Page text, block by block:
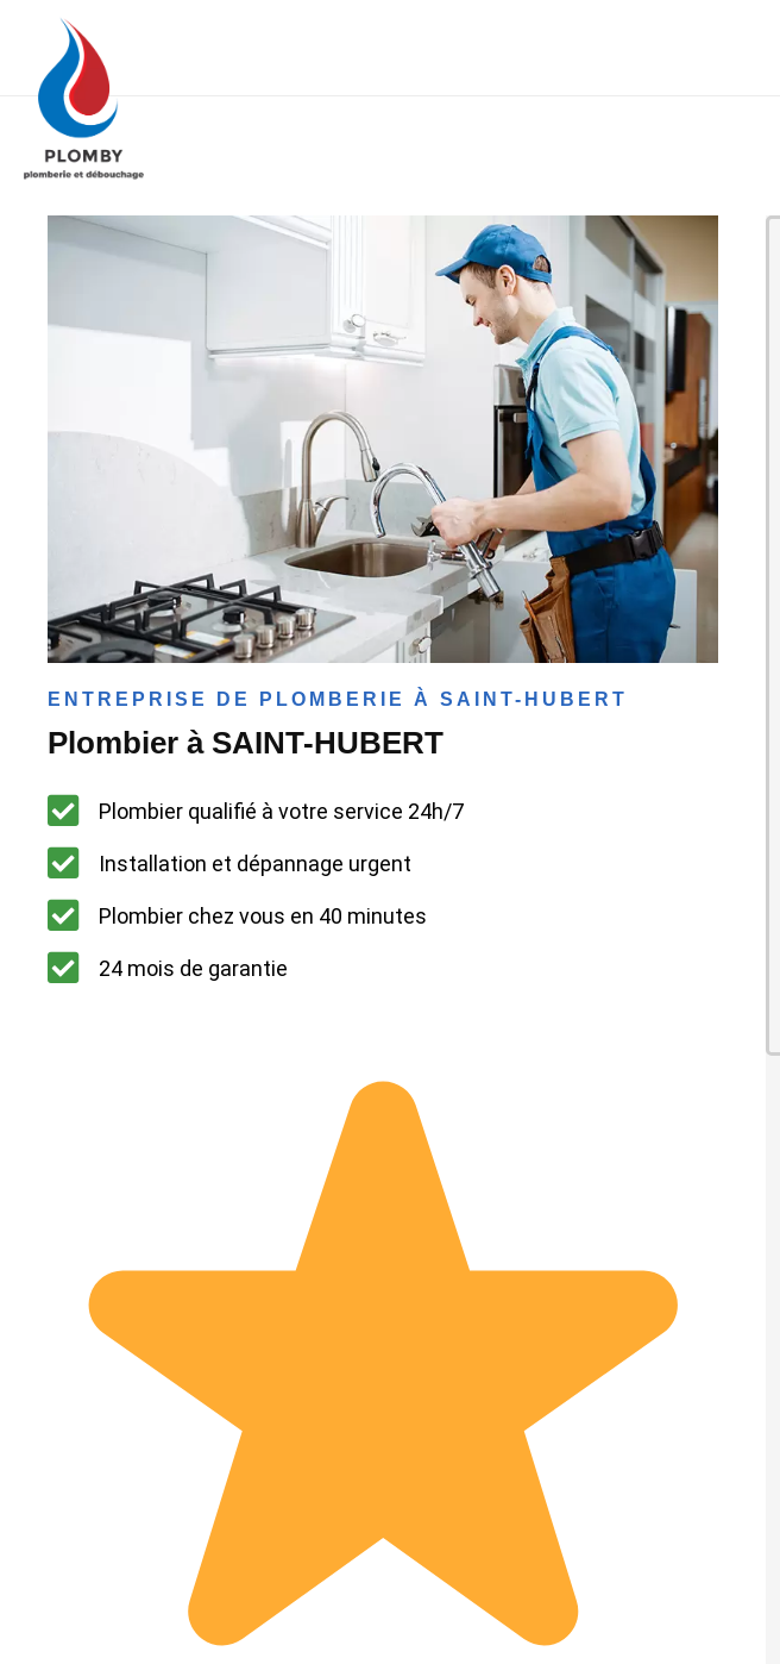
ENTREPRISE DE PLOMBERIE À SAINT-HUBERT
Plombier à SAINT-HUBERT
Plombier qualifié à votre service 24h/7
Installation et dépannage urgent
Plombier chez vous en 40 minutes
24 mois de garantie